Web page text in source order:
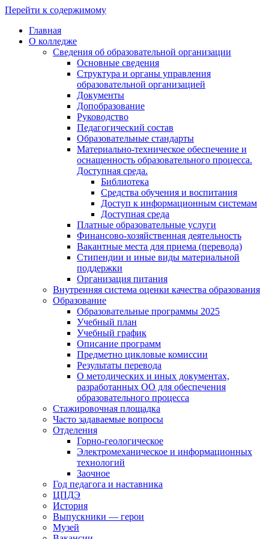
Перейти к содержимому
Главная
О колледже
Сведения об образовательной организации
Основные сведения
Структура и органы управления
образовательной организацией
Документы
Допобразование
Руководство
Педагогический состав
Образовательные стандарты
Материально-техническое обеспечение и
оснащенность образовательного процесса.
Доступная среда.
Библиотека
Средства обучения и воспитания
Доступ к информационным системам
Доступная среда
Платные образовательные услуги
Финансово-хозяйственная деятельность
Вакантные места для приема (перевода)
Стипендии и иные виды материальной
поддержки
Организация питания
Внутренняя система оценки качества образования
Образование
Образовательные программы 2025
Учебный план
Учебный график
Описание программ
Предметно цикловые комиссии
Результаты перевода
О методических и иных документах,
разработанных ОО для обеспечения
образовательного процесса
Стажировочная площадка
Часто задаваемые вопросы
Отделения
Горно-геологическое
Электромеханическое и информационных
технологий
Заочное
Год педагога и наставника
ЦПДЭ
История
Выпускники — герои
Музей